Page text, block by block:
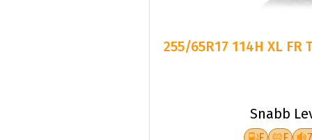
255/65R17 114H XL FR
Snabb